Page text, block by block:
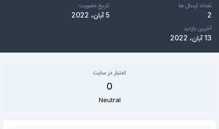
تعداد ارسال ها
2
تاریخ عضویت
5 آبان، 2022
آخرین بازدید
13 آبان، 2022
اعتبار در سایت
0
Neutral